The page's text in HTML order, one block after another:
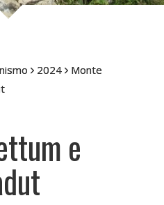
2024
Monte
e